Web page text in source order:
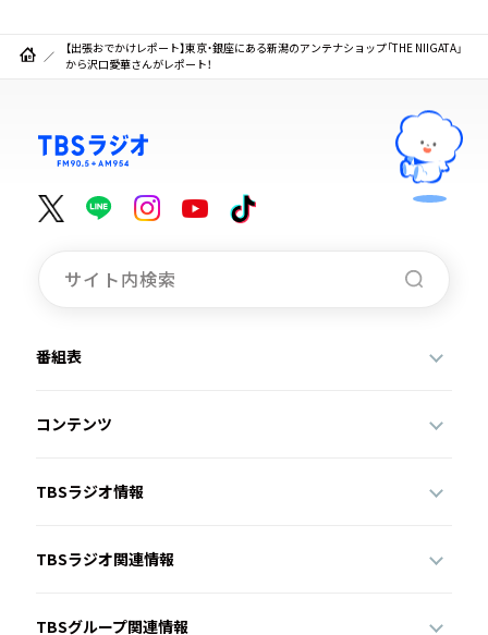
【出張おでかけレポート】東京・銀座にある新潟のアンテナショップ「THE NIIGATA」
から沢口愛華さんがレポート！
番組表
コンテンツ
TBSラジオ情報
TBSラジオ関連情報
TBSグループ関連情報